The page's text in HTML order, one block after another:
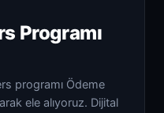
Programı
programı Ödeme
ele alıyoruz. Dijital